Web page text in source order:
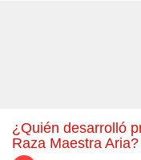
¿Quién desarrolló primero la teoría racista de una
Raza Maestra Aria?